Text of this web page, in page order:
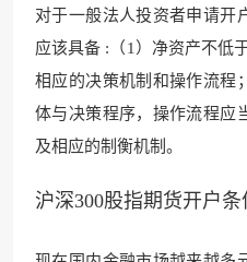
对于一般法人投资者申请开
应该具备 :（1）净资产不低
相应的决策机制和操作流程
体与决策程序，操作流程应
及相应的制衡机制。
沪深300股指期货开户